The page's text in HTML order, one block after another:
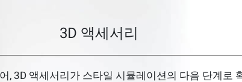
3D 액세서리
, 3D 액세서리가 스타일 시뮬레이션의 다음 단계로